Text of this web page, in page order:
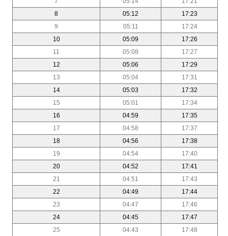
8
05:12
17:23
9
05:11
17:24
10
05:09
17:26
11
05:08
17:27
12
05:06
17:29
13
05:04
17:31
14
05:03
17:32
15
05:01
17:34
16
04:59
17:35
17
04:58
17:37
18
04:56
17:38
19
04:54
17:40
20
04:52
17:41
21
04:51
17:43
22
04:49
17:44
23
04:47
17:46
24
04:45
17:47
25
04:43
17:48